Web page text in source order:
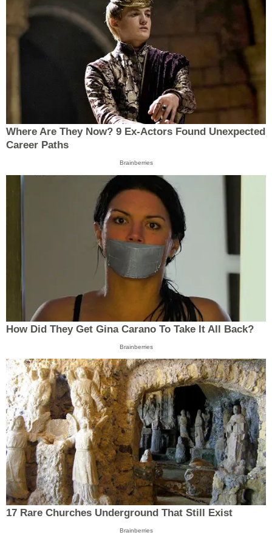
Where Are They Now? 9 Ex-Actors Found Unexpected
Career Paths
Brainberries
How Did They Get Gina Carano To Take It All Back?
Brainberries
17 Rare Churches Underground That Still Exist
Brainberries